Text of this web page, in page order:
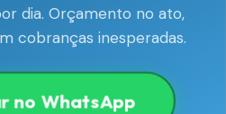
dia. Orçamento no ato,
cobranças inesperadas.
no WhatsApp